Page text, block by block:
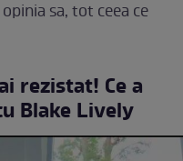
sa, tot ceea ce
rezistat! Ce a
Blake Lively